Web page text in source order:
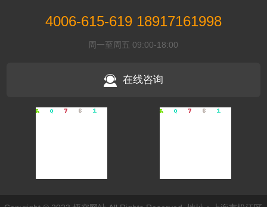
4006-615-619 18917161998
周一至周五 09:00-18:00
在线咨询